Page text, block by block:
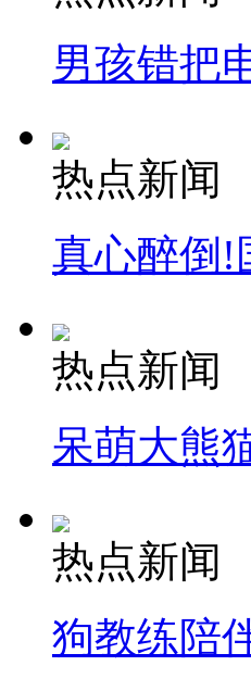
男孩错把
热点新闻
真心醉倒!
热点新闻
呆萌大熊
热点新闻
狗教练陪